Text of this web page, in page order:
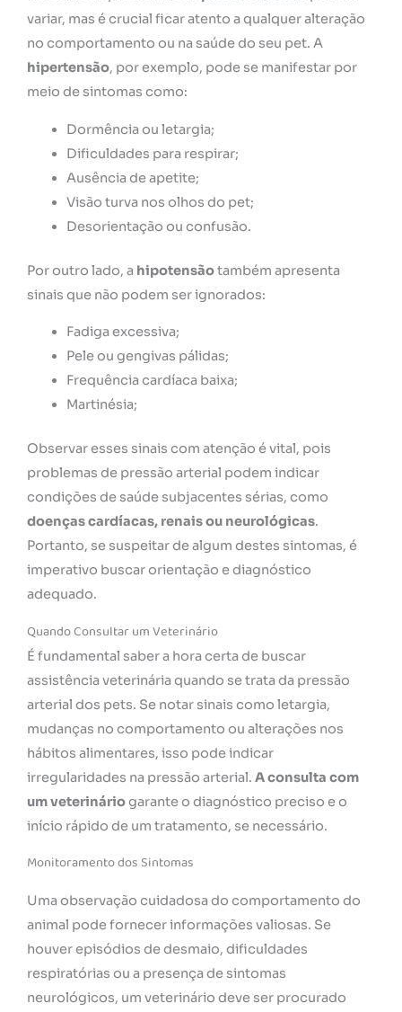
variar, mas é crucial ficar atento a qualquer alteração
no comportamento ou na saúde do seu pet. A
hipertensão, por exemplo, pode se manifestar por
meio de sintomas como:
Dormência ou letargia;
Dificuldades para respirar;
Ausência de apetite;
Visão turva nos olhos do pet;
Desorientação ou confusão.
Por outro lado, a hipotensãotambém apresenta
sinais que não podem ser ignorados:
Fadiga excessiva;
Pele ou gengivas pálidas;
Frequência cardíaca baixa;
Martinésia;
Observar esses sinais com atenção é vital, pois
problemas de pressão arterial podem indicar
condições de saúde subjacentes sérias, como
doenças cardíacas, renais ou neurológicas.
Portanto, se suspeitar de algum destes sintomas, é
imperativo buscar orientação e diagnóstico
adequado.
Quando Consultar um Veterinário
É fundamental saber a hora certa de buscar
assistência veterinária quando se trata da pressão
arterial dos pets. Se notar sinais como letargia,
mudanças no comportamento ou alterações nos
hábitos alimentares, isso pode indicar
irregularidades na pressão arterial. A consulta com
um veterináriogarante o diagnóstico preciso e o
início rápido de um tratamento, se necessário.
Monitoramento dos Sintomas
Uma observação cuidadosa do comportamento do
animal pode fornecer informações valiosas. Se
houver episódios de desmaio, dificuldades
respiratórias ou a presença de sintomas
neurológicos, um veterinário deve ser procurado